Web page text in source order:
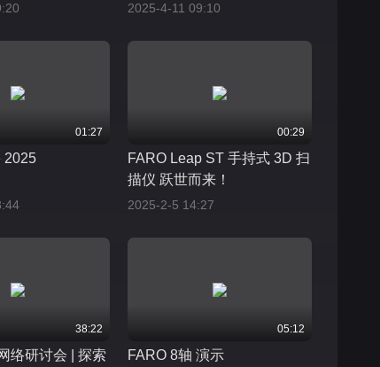
2025-4-11 09:10
01:27
2025
00:29
FARO Leap ST 手持式 3D 扫
描仪 跃世而来！
2025-2-5 14:27
38:22
络研讨会 | 探索
05:12
FARO 8轴 演示